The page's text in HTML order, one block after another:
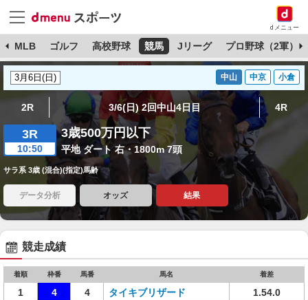
dメニュー
MLB ゴルフ 高校野球 競馬 Jリーグ プロ野球（2軍）
中山 中京 小倉
2R 3/6(日) 2回中山4日目 4R
3R
10:50
3歳500万円以下
平地 ダート 右・1800m 7頭
サラ系 3歳 (混合)(指定)馬齢
データ分析 オッズ 結果
競走成績
着順 枠番 馬番 馬名 着差
1 4 4 タイキブリザード
1.54.0